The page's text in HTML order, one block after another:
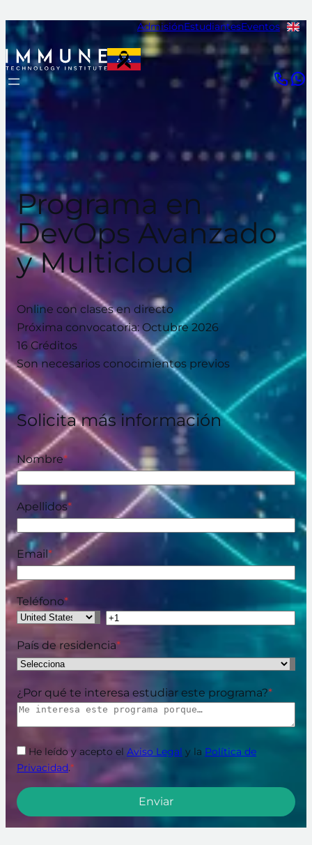
AdmisiónEstudiantesEventos
Programa en
DevOps Avanzado
y Multicloud
Online con clases en directo
Próxima convocatoria: Octubre 2026
16 Créditos
Son necesarios conocimientos previos
Solicita más información
Nombre*
Apellidos*
Email*
Teléfono*
País de residencia*
¿Por qué te interesa estudiar este programa?*
He leído y acepto el Aviso Legal y la Política de
Privacidad.*